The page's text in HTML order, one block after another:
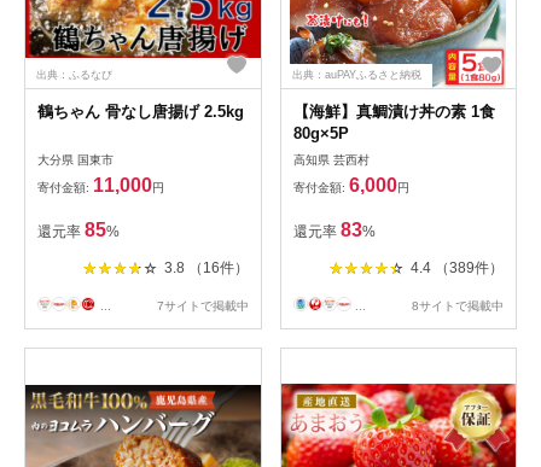
出典：ふるなび
鶴ちゃん 骨なし唐揚げ 2.5kg
大分県 国東市
寄付金額: 11,000円
還元率 85%
3.8 （16件）
... 7サイトで掲載中
出典：auPAYふるさと納税
【海鮮】真鯛漬け丼の素 1食
80g×5P
高知県 芸西村
寄付金額: 6,000円
還元率 83%
4.4 （389件）
... 8サイトで掲載中